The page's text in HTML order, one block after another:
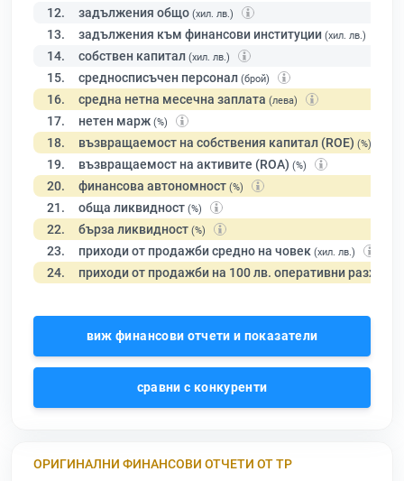
12. задължения общо (хил. лв.)
13. задължения към финансови институции (хил. лв.)
14. собствен капитал (хил. лв.)
15. средносписъчен персонал (брой)
16. средна нетна месечна заплата (лева)
17. нетен марж (%)
18. възвращаемост на собствения капитал (ROE) (%)
19. възвращаемост на активите (ROA) (%)
20. финансова автономност (%)
21. обща ликвидност (%)
22. бърза ликвидност (%)
23. приходи от продажби средно на човек (хил. лв.)
24. приходи от продажби на 100 лв. оперативни разходи
виж финансови отчети и показатели
сравни с конкуренти
ОРИГИНАЛНИ ФИНАНСОВИ ОТЧЕТИ ОТ ТР